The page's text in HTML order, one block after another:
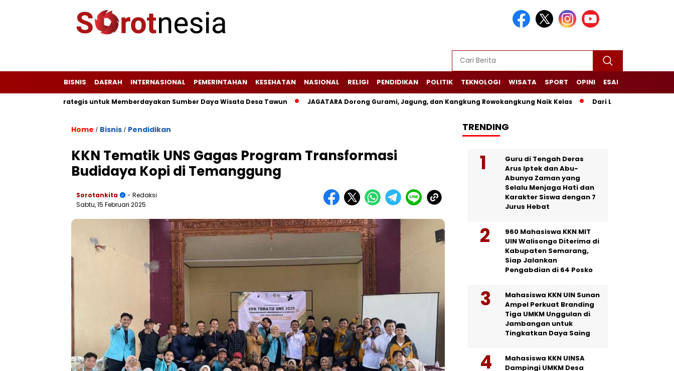
BISNIS DAERAH INTERNASIONAL PEMERINTAHAN KESEHATAN NASIONAL RELIGI PENDIDIKAN POLITIK TEKNOLOGI WISATA SPORT OPINI ESAI
Strategis untuk Memberdayakan Sumber Daya Wisata Desa Tawun JAGATARA Dorong Gurami, Jagung, dan Kangkung Rowokangkung Naik Kelas Dari Limbah Menjadi Manfaat,
Home / Bisnis / Pendidikan
KKN Tematik UNS Gagas Program Transformasi
Budidaya Kopi di Temanggung
Sorotankita
- Redaksi
Sabtu, 15 Februari 2025
TRENDING
Guru di Tengah Deras
Arus Iptek dan Abu-
Abunya Zaman yang
Selalu Menjaga Hati dan
Karakter Siswa dengan 7
Jurus Hebat
960 Mahasiswa KKN MIT
UIN Walisongo Diterima di
Kabupaten Semarang,
Siap Jalankan
Pengabdian di 64 Posko
Mahasiswa KKN UIN Sunan
Ampel Perkuat Branding
Tiga UMKM Unggulan di
Jambangan untuk
Tingkatkan Daya Saing
Mahasiswa KKN UINSA
Dampingi UMKM Desa